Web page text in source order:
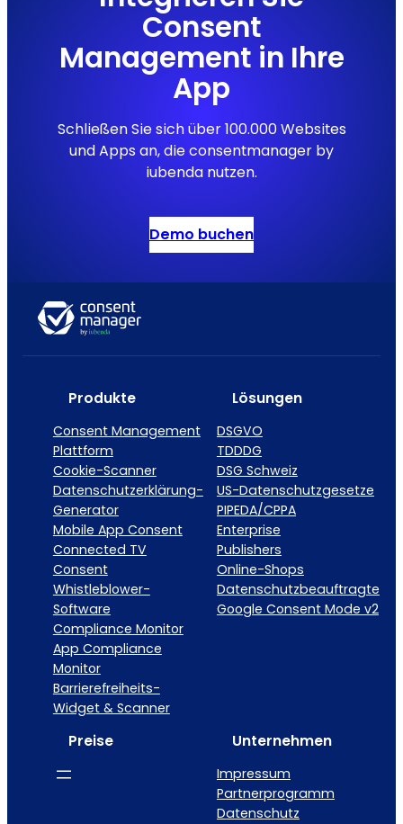
Consent
Management in Ihre
App
Schließen Sie sich über 100.000 Websites
und Apps an, die consentmanager by
iubenda nutzen.
Demo buchen
Produkte
Consent Management
Plattform
Cookie-Scanner
Datenschutzerklärung-
Generator
Mobile App Consent
Connected TV
Consent
Whistleblower-
Software
Compliance Monitor
App Compliance
Monitor
Barrierefreiheits-
Widget & Scanner
Lösungen
DSGVO
TDDDG
DSG Schweiz
US-Datenschutzgesetze
PIPEDA/CPPA
Enterprise
Publishers
Online-Shops
Datenschutzbeauftragte
Google Consent Mode v2
Preise Unternehmen
Impressum
Partnerprogramm
Datenschutz